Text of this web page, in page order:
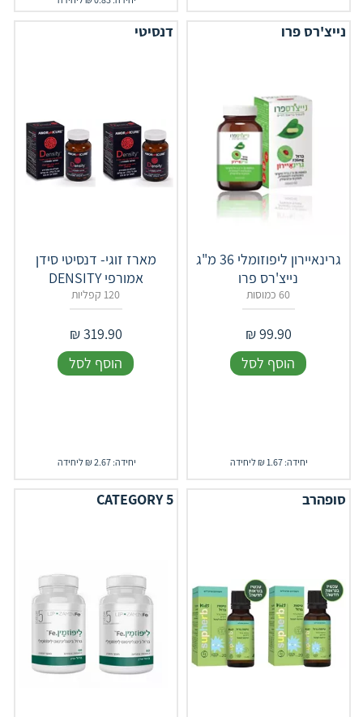
נייצ'רס פרו
גרינאיירון ליפוזומלי 36 מ"ג
נייצ'רס פרו
60 כמוסות
99.90
₪
הוסף לסל
יחידה: 1.67 ₪ ליחידה
דנסיטי
מארז זוגי- דנסיטי סידן
אמורפי DENSITY
120 קפליות
319.90
₪
הוסף לסל
יחידה: 2.67 ₪ ליחידה
סופהרב CATEGORY 5